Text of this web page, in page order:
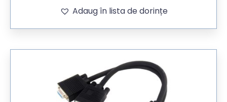
Adaug în lista de dorințe